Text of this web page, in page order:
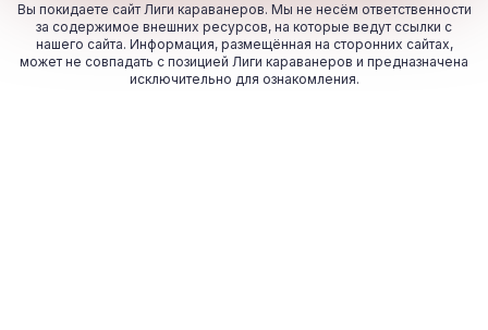
Вы покидаете сайт Лиги караванеров. Мы не несём ответственности
за содержимое внешних ресурсов, на которые ведут ссылки с
нашего сайта. Информация, размещённая на сторонних сайтах,
может не совпадать с позицией Лиги караванеров и предназначена
исключительно для ознакомления.